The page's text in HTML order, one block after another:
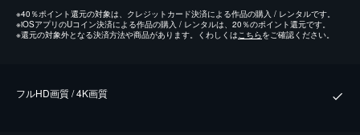
※40％ポイント還元の対象は、クレジットカード決済による作品の購入 / レンタルです。
※iOSアプリのUコイン決済による作品の購入 / レンタルは、20％のポイント還元です。
※還元の対象外となる決済方法や商品があります。くわしくはこちらをご確認ください。
フルHD画質 / 4K画質